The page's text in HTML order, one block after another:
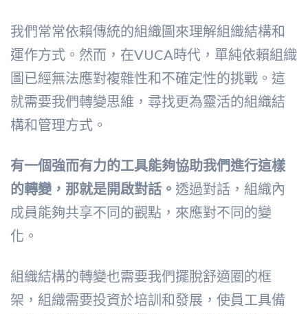
我們常常依賴傳統的組織圖來理解組織結構和
運作方式。然而，在VUCA時代，單純依賴組織
圖已經無法應對複雜性和不確定性的挑戰。這
就需要我們轉變思維，尋找更為靈活的組織結
構和管理方式。
有一個強而有力的工具能夠協助我們進行這樣
的轉變，那就是開啟對話。 透過對話，組織內
成員能夠共享不同的觀點，來應對不同的變
化。
組織結構的轉變也需要我們擺脫舒適圈的框
架，組織需要投資於培訓和發展，使員工具備